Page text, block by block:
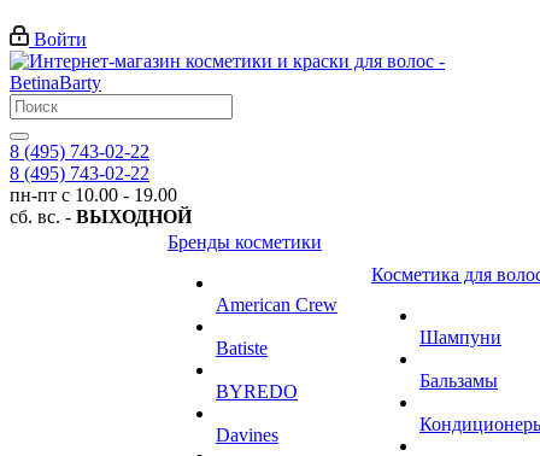
Войти
8 (495) 743-02-22
8 (495) 743-02-22
пн-пт с 10.00 - 19.00
сб. вс. - ВЫХОДНОЙ
Бренды косметики
American Crew
Batiste
BYREDO
Davines
Косметика для
Шампуни
Бальзамы